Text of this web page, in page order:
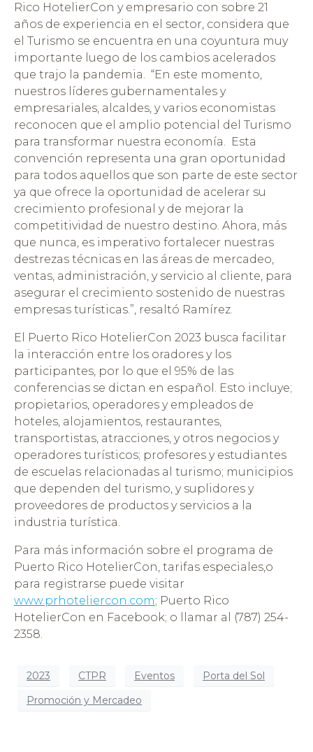
Rico HotelierCon y empresario con sobre 21
años de experiencia en el sector, considera que
el Turismo se encuentra en una coyuntura muy
importante luego de los cambios acelerados
que trajo la pandemia. “En este momento,
nuestros líderes gubernamentales y
empresariales, alcaldes, y varios economistas
reconocen que el amplio potencial del Turismo
para transformar nuestra economía. Esta
convención representa una gran oportunidad
para todos aquellos que son parte de este sector
ya que ofrece la oportunidad de acelerar su
crecimiento profesional y de mejorar la
competitividad de nuestro destino. Ahora, más
que nunca, es imperativo fortalecer nuestras
destrezas técnicas en las áreas de mercadeo,
ventas, administración, y servicio al cliente, para
asegurar el crecimiento sostenido de nuestras
empresas turísticas.”, resaltó Ramírez.
El Puerto Rico HotelierCon 2023 busca facilitar
la interacción entre los oradores y los
participantes, por lo que el 95% de las
conferencias se dictan en español. Esto incluye;
propietarios, operadores y empleados de
hoteles, alojamientos, restaurantes,
transportistas, atracciones, y otros negocios y
operadores turísticos; profesores y estudiantes
de escuelas relacionadas al turismo; municipios
que dependen del turismo, y suplidores y
proveedores de productos y servicios a la
industria turística.
Para más información sobre el programa de
Puerto Rico HotelierCon, tarifas especiales,o
para registrarse puede visitar
www.prhoteliercon.com; Puerto Rico
HotelierCon en Facebook; o llamar al (787) 254-
2358.
2023 CTPR Eventos
Porta del Sol
Promoción y Mercadeo